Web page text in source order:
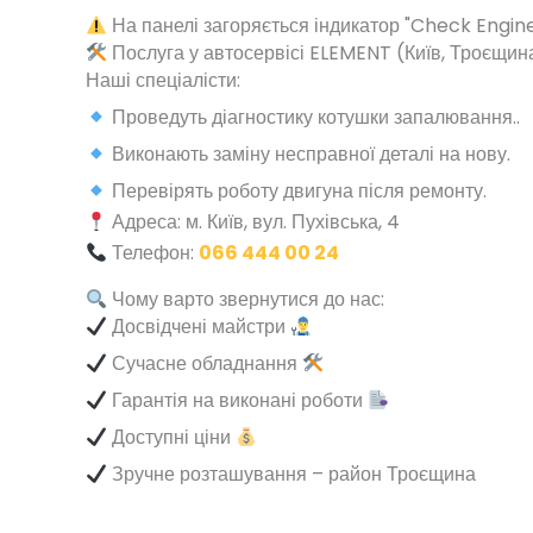
На панелі загоряється індикатор "Check
Послуга у автосервісі ELEMENT (Київ,
Наші спеціалісти:
Проведуть діагностику котушки запалювання..
Виконають заміну несправної деталі на нову.
Перевірять роботу двигуна після ремонту.
Адреса: м. Київ, вул. Пухівська, 4
Телефон: 066 444 00 24
Чому варто звернутися до нас:
Досвідчені майстри
Сучасне обладнання
Гарантія на виконані роботи
Доступні ціни
Зручне розташування – район Троєщина